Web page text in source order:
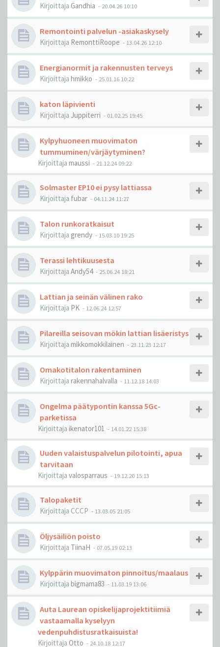
Kirjoittaja Gandhia - 20.04.26 10:10
Remontointi palvelun -asiakaskysely
Kirjoittaja RemonttiRoope - 13.04.26 12:10
Energianormit ja rakennusten terveys
Kirjoittaja hmikko - 25.01.16 10:22
katon läpivienti
Kirjoittaja Juppiterri - 01.02.25 19:45
Kylpyhuoneen muovimaton
tummuminen/värjäytyminen?
Kirjoittaja maussi - 21.12.24 09:22
Solmaster EP10 ei pysy lattiassa
Kirjoittaja fubar - 04.11.24 11:27
Talon runkoratkaisut
Kirjoittaja grendy - 15.03.10 19:25
Terassi lehtikuusesta
Kirjoittaja Andy54 - 25.06.24 18:21
Lattian ja seinän välinen rako
Kirjoittaja PK - 12.06.24 12:57
Pilareilla seisovan mökin lattian lisäeristys
Kirjoittaja mikkomokkilainen - 23.11.23 12:17
Omakotitalon rakentaminen
Kirjoittaja rakennahalvalla - 11.12.18 14:03
Ongelma päätypontin kanssa 5Gc-
parketissa
Kirjoittaja ikenator101 - 14.01.22 15:38
Uuden valaistuspalvelun pilotointi, apua
tarvitaan
Kirjoittaja valosparraus - 19.12.20 15:13
Talopaketit
Kirjoittaja CCCP - 13.03.05 21:05
Öljysäiliön poisto
Kirjoittaja TiinaH - 07.05.19 02:13
Kylppärin muovimaton pinnoitus/maalaus
Kirjoittaja bigmama83 - 11.03.19 13:06
Auta Laurean opiskelijaprojektitiimiä
vastaamalla kyselyyn
vedenpuhdistusratkaisuista!
Kirjoittaja Otto - 24.10.18 12:17